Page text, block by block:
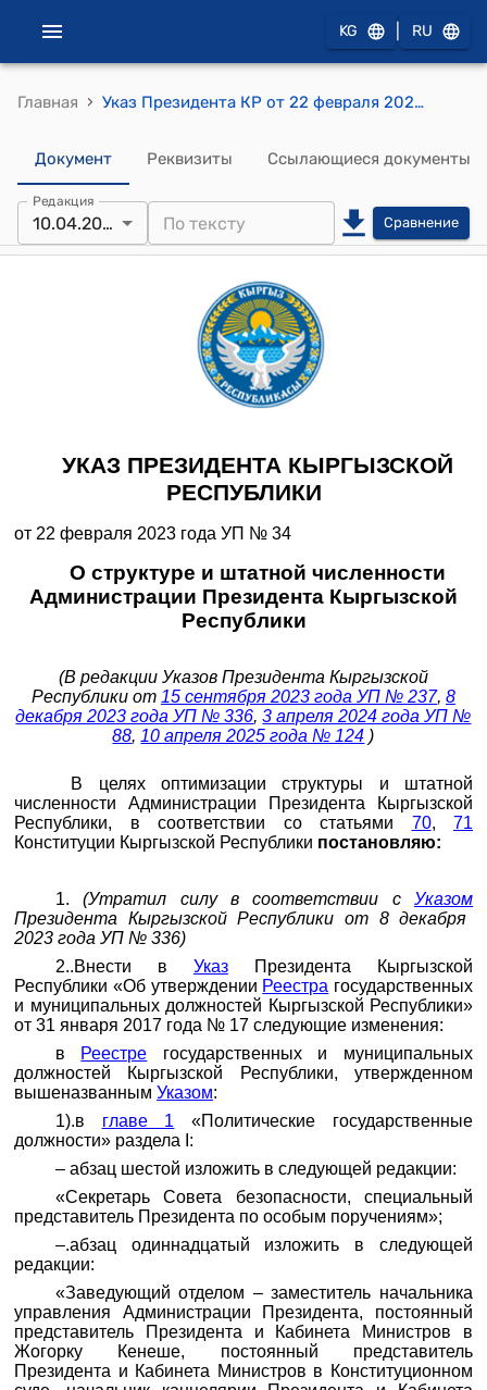
KG RU
Главная › Указ Президента КР от 22 февраля 2023 года УП № 34 "О структуре и штатной численности Администрации Президента Кыргызской Республики"
Документ Реквизиты Ссылающиеся документы
Редакция
10.04.2025 Сравнение